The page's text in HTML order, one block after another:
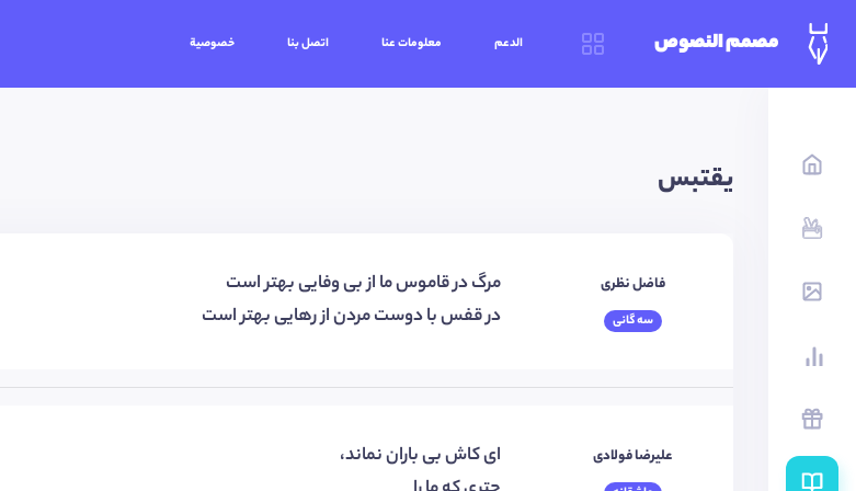
مصمم النصوص الدعم معلومات عنا اتصل بنا خصوصية
يقتبس
فاضل نظری
سه گانی
مرگ در قاموس ما از بی وفایی بهتر است
در قفس با دوست مردن از رهایی بهتر است
علیرضا فولادی
ای کاش بی باران نماند،